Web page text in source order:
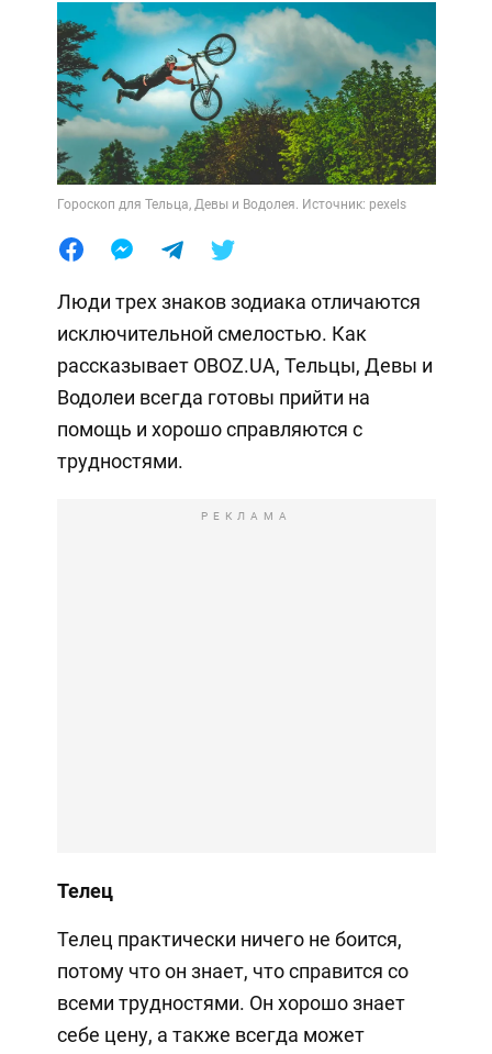
Гороскоп для Тельца, Девы и Водолея. Источник: pexels
Люди трех знаков зодиака отличаются
исключительной смелостью. Как
рассказывает OBOZ.UA, Тельцы, Девы и
Водолеи всегда готовы прийти на
помощь и хорошо справляются с
трудностями.
РЕКЛАМА
Телец
Телец практически ничего не боится,
потому что он знает, что справится со
всеми трудностями. Он хорошо знает
себе цену, а также всегда может